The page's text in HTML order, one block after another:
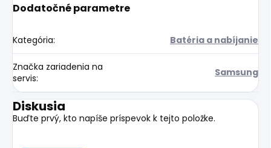
Dodatočné parametre
Kategória: Batéria a nabíjanie
Značka zariadenia na
servis: Samsung
Diskusia
Buďte prvý, kto napíše príspevok k tejto položke.